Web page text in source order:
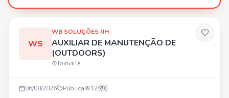
enviar o PDF DA CARTEIRA DIGITAL DE TRABALHO para
47 984895302
WS
WB SOLUÇÕES RH
AUXILIAR DE MANUTENÇÃO DE
(OUTDOORS)
Joinville
06/08/2026 Pública 12 0